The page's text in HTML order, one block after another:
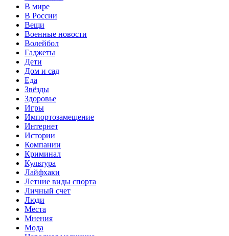
В мире
В России
Вещи
Военные новости
Волейбол
Гаджеты
Дети
Дом и сад
Еда
Звёзды
Здоровье
Игры
Импортозамещение
Интернет
Истории
Компании
Криминал
Культура
Лайфхаки
Летние виды спорта
Личный счет
Люди
Места
Мнения
Мода